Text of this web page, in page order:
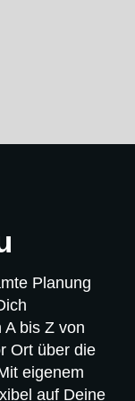
Planung
bis Z von
Ort über die
eigenem
auf Deine